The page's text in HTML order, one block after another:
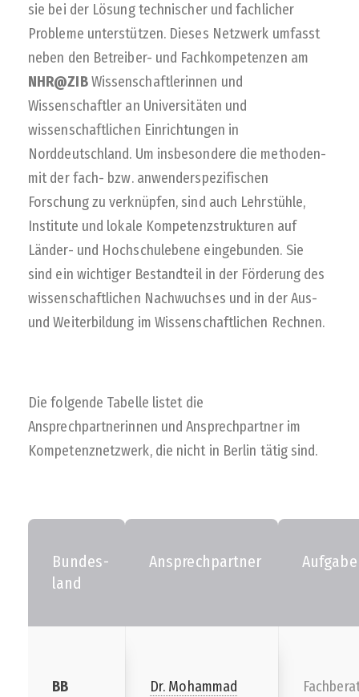
sie bei der Lösung technischer und fachlicher
Probleme unterstützen. Dieses Netzwerk umfasst
neben den Betreiber- und Fachkompetenzen am
NHR@ZIBWissenschaftlerinnen und
Wissenschaftler an Universitäten und
wissenschaftlichen Einrichtungen in
Norddeutschland. Um insbesondere die methoden-
mit der fach- bzw. anwenderspezifischen
Forschung zu verknüpfen, sind auch Lehrstühle,
Institute und lokale Kompetenzstrukturen auf
Länder- und Hochschulebene eingebunden. Sie
sind ein wichtiger Bestandteil in der Förderung des
wissenschaftlichen Nachwuchses und in der Aus-
und Weiterbildung im Wissenschaftlichen Rechnen.
Die folgende Tabelle listet die
Ansprechpartnerinnen und Ansprechpartner im
Kompetenznetzwerk, die nicht in Berlin tätig sind.
Bundes-
land
Ansprechpartner
BB
Dr. Mohammad